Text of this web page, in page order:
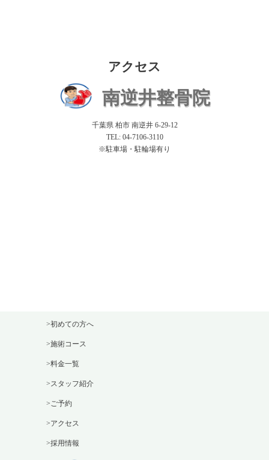
アクセス
南逆井整骨院
千葉県 柏市 南逆井 6-29-12
TEL: 04-7106-3110
※駐車場・駐輪場有り
>初めての方へ
>施術コース
>料金一覧
>スタッフ紹介
>ご予約
>アクセス
>採用情報